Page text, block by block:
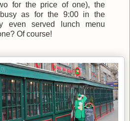
for the price of one), the
as for the 9:00 in the
even served lunch menu
Of course!